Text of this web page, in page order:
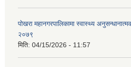
पोखरा महानगरपालिकामा स्वास्थ्य
२०७९
मिति: 04/15/2026 - 11:57